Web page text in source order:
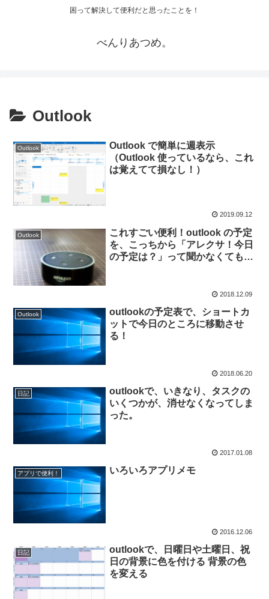
困って解決して便利だと思ったことを！
べんりあつめ。
Outlook
Outlook
Outlook で簡単に週表示
（Outlook 使っているなら、これ
は覚えてて損なし！）
2019.09.12
Outlook
これすごい便利！outlook の予定
を、こっちから「アレクサ！今日
の予定は？」って聞かなくても、
2018.12.09
Outlook
outlookの予定表で、ショートカ
ットで今日のところに移動させ
る！
2018.06.20
日記
outlookで、いきなり、タスクの
いくつかが、消せなくなってしま
った。
2017.01.08
アプリで便利！ いろいろアプリメモ
2016.12.06
日記
outlookで、日曜日や土曜日、祝
日の背景に色を付ける 背景の色
を変える